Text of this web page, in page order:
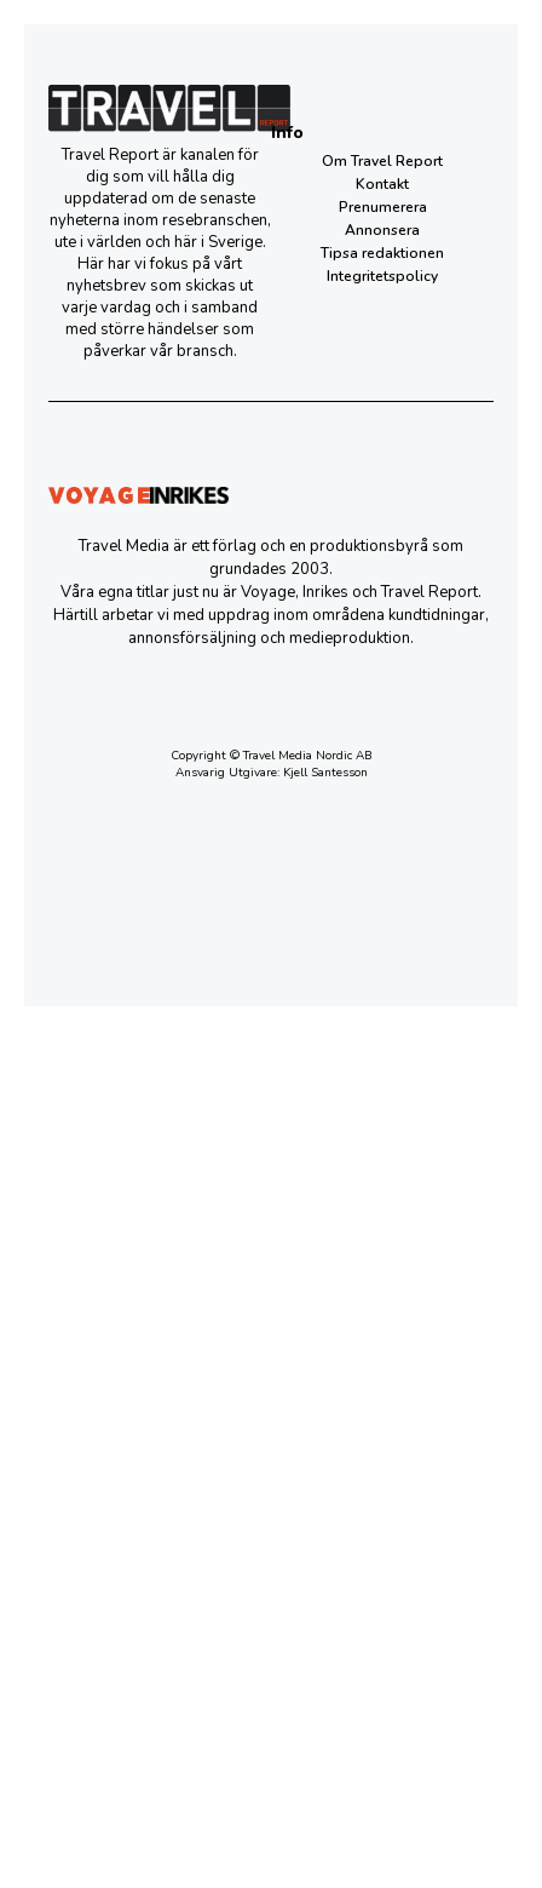
Travel Report är kanalen för
dig som vill hålla dig
uppdaterad om de senaste
nyheterna inom resebranschen,
ute i världen och här i Sverige.
Här har vi fokus på vårt
nyhetsbrev som skickas ut
varje vardag och i samband
med större händelser som
påverkar vår bransch.
Info
Om Travel Report
Kontakt
Prenumerera
Annonsera
Tipsa redaktionen
Integritetspolicy
Travel Media är ett förlag och en produktionsbyrå som
grundades 2003.
Våra egna titlar just nu är Voyage, Inrikes och Travel Report.
Härtill arbetar vi med uppdrag inom områdena kundtidningar,
annonsförsäljning och medieproduktion.
Copyright © Travel Media Nordic AB
Ansvarig Utgivare: Kjell Santesson